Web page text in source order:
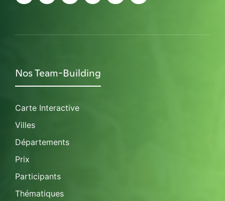
Nos Team-Building
Carte Interactive
Villes
Départements
Prix
Participants
Thématiques